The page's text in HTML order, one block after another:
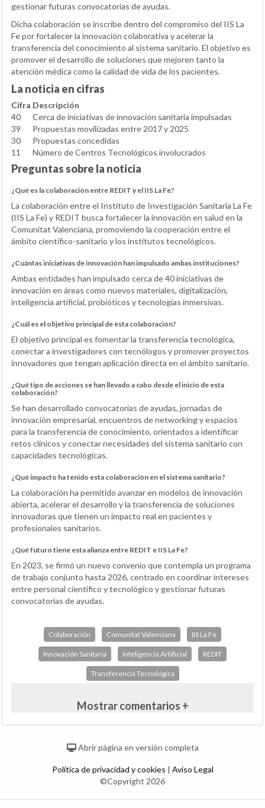
gestionar futuras convocatorias de ayudas.
Dicha colaboración se inscribe dentro del compromiso del IIS La
Fe por fortalecer la innovación colaborativa y acelerar la
transferencia del conocimiento al sistema sanitario. El objetivo es
promover el desarrollo de soluciones que mejoren tanto la
atención médica como la calidad de vida de los pacientes.
La noticia en cifras
Cifra Descripción
40
Cerca de iniciativas de innovación sanitaria impulsadas
39
Propuestas movilizadas entre 2017 y 2025
30
Propuestas concedidas
11
Número de Centros Tecnológicos involucrados
Preguntas sobre la noticia
¿Qué es la colaboración entre REDIT y el IIS La Fe?
La colaboración entre el Instituto de Investigación Sanitaria La Fe
(IIS La Fe) y REDIT busca fortalecer la innovación en salud en la
Comunitat Valenciana, promoviendo la cooperación entre el
ámbito científico-sanitario y los institutos tecnológicos.
¿Cuántas iniciativas de innovación han impulsado ambas instituciones?
Ambas entidades han impulsado cerca de 40 iniciativas de
innovación en áreas como nuevos materiales, digitalización,
inteligencia artificial, probióticos y tecnologías inmersivas.
¿Cuál es el objetivo principal de esta colaboración?
El objetivo principal es fomentar la transferencia tecnológica,
conectar a investigadores con tecnólogos y promover proyectos
innovadores que tengan aplicación directa en el ámbito sanitario.
¿Qué tipo de acciones se han llevado a cabo desde el inicio de esta
colaboración?
Se han desarrollado convocatorias de ayudas, jornadas de
innovación empresarial, encuentros de networking y espacios
para la transferencia de conocimiento, orientados a identificar
retos clínicos y conectar necesidades del sistema sanitario con
capacidades tecnológicas.
¿Qué impacto ha tenido esta colaboración en el sistema sanitario?
La colaboración ha permitido avanzar en modelos de innovación
abierta, acelerar el desarrollo y la transferencia de soluciones
innovadoras que tienen un impacto real en pacientes y
profesionales sanitarios.
¿Qué futuro tiene esta alianza entre REDIT e IIS La Fe?
En 2023, se firmó un nuevo convenio que contempla un programa
de trabajo conjunto hasta 2026, centrado en coordinar intereses
entre personal científico y tecnológico y gestionar futuras
convocatorias de ayudas.
Colaboración Comunitat Valenciana IIS La Fe
Innovación Sanitaria Inteligencia Artificial REDIT
Transferencia Tecnológica
Mostrar comentarios +
Abrir página en versión completa
Política de privacidad y cookies | Aviso Legal
©Copyright 2026